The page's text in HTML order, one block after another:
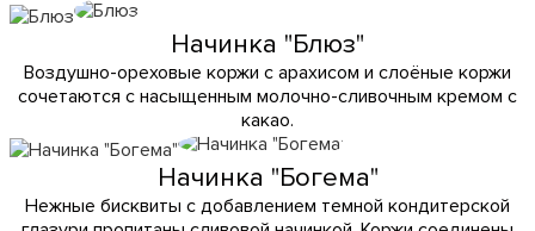
Начинка "Блюз"
Воздушно-ореховые коржи с арахисом и слоёные коржи
сочетаются с насыщенным молочно-сливочным кремом с
какао.
Начинка "Богема"
Нежные бисквиты с добавлением темной кондитерской